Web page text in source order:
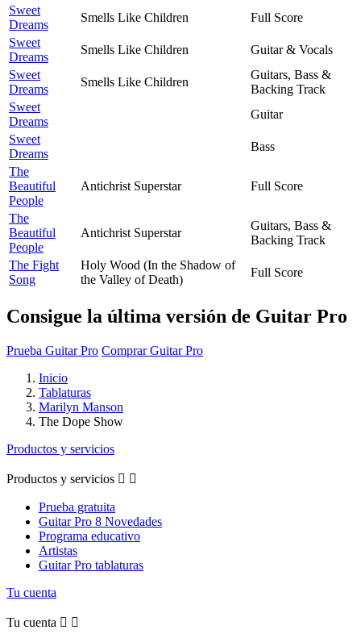
Sweet
Dreams
Smells Like Children
Full Score
Sweet
Dreams
Smells Like Children
Guitar & Vocals
Sweet
Dreams
Smells Like Children
Guitars, Bass &
Backing Track
Sweet
Dreams
Guitar
Sweet
Dreams
Bass
The
Beautiful
People
Antichrist Superstar Full Score
The
Beautiful
People
Antichrist Superstar
Guitars, Bass &
Backing Track
The Fight
Song
Holy Wood (In the Shadow of
the Valley of Death)
Full Score
Consigue la última versión de Guitar Pro
Prueba Guitar Pro Comprar Guitar Pro
Inicio
Tablaturas
Marilyn Manson
The Dope Show
Productos y servicios
Productos y servicios  
Prueba gratuita
Guitar Pro 8 Novedades
Programa educativo
Artistas
Guitar Pro tablaturas
Tu cuenta
Tu cuenta  